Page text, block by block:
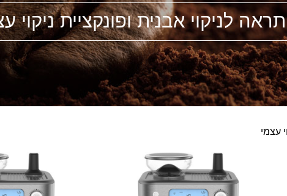
לניקוי אבנית ופונקציית ניקוי
עצמי